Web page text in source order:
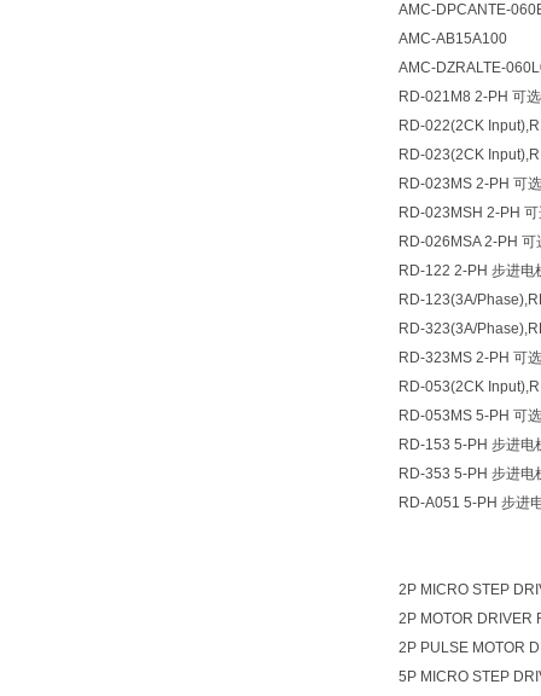
AMC-DPCANTE-
AMC-AB15A100
AMC-DZRALTE-
RD-021M8 2-PH 可
RD-022(2CK
RD-023(2CK
RD-023MS 2-PH 可
RD-023MSH 2-PH
RD-026MSA 2-PH
RD-122 2-PH 步进
RD-123(3A/
RD-323(3A/
RD-323MS 2-PH 可
RD-053(2CK
RD-053MS 5-PH 可
RD-153 5-PH 步进电
RD-353 5-PH 步进电
RD-A051 5-PH 步进
2P MICRO STEP
2P MOTOR DRIVER
2P PULSE MOTOR
5P MICRO STEP